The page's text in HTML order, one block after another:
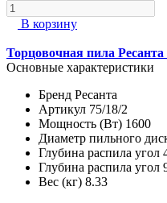
В корзину
Торцовочная пила
Основные характеристики
Бренд Ресанта
Артикул 75/18/2
Мощность (Вт) 1600
Диаметр пильного
Глубина распила угол
Глубина распила угол
Вес (кг) 8.33